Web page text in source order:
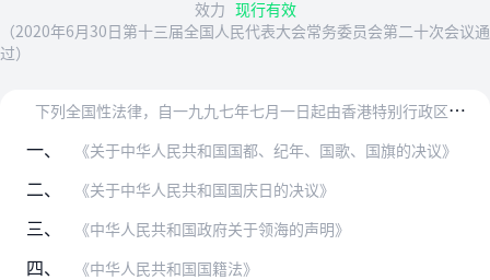
效力 现行有效
（2020年6月30日第十三届全国人民代表大会常务委员会第二十次会议通
过）
下
列全国性法律，自一九九七年七月一日起由香港特别行政区在当地公布或立法实施。
一、
《关于中华人民共和国国都、纪年、国歌、国旗的决议》
二、 《关于中华人民共和国国庆日的决议》
三、 《中华人民共和国政府关于领海的声明》
四、 《中华人民共和国国籍法》